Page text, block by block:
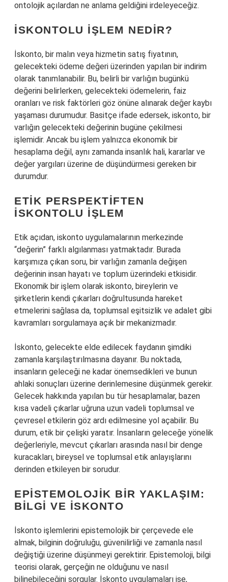
ontolojik açılardan ne anlama geldiğini irdeleyeceğiz.
İSKONTOLU İŞLEM NEDIR?
İskonto, bir malın veya hizmetin satış fiyatının,
gelecekteki ödeme değeri üzerinden yapılan bir indirim
olarak tanımlanabilir. Bu, belirli bir varlığın bugünkü
değerini belirlerken, gelecekteki ödemelerin, faiz
oranları ve risk faktörleri göz önüne alınarak değer kaybı
yaşaması durumudur. Basitçe ifade edersek, iskonto, bir
varlığın gelecekteki değerinin bugüne çekilmesi
işlemidir. Ancak bu işlem yalnızca ekonomik bir
hesaplama değil, aynı zamanda insanlık hali, kararlar ve
değer yargıları üzerine de düşündürmesi gereken bir
durumdur.
ETIK PERSPEKTIFTEN
İSKONTOLU İŞLEM
Etik açıdan, iskonto uygulamalarının merkezinde
“değerin” farklı algılanması yatmaktadır. Burada
karşımıza çıkan soru, bir varlığın zamanla değişen
değerinin insan hayatı ve toplum üzerindeki etkisidir.
Ekonomik bir işlem olarak iskonto, bireylerin ve
şirketlerin kendi çıkarları doğrultusunda hareket
etmelerini sağlasa da, toplumsal eşitsizlik ve adalet gibi
kavramları sorgulamaya açık bir mekanizmadır.
İskonto, gelecekte elde edilecek faydanın şimdiki
zamanla karşılaştırılmasına dayanır. Bu noktada,
insanların geleceği ne kadar önemsedikleri ve bunun
ahlaki sonuçları üzerine derinlemesine düşünmek gerekir.
Gelecek hakkında yapılan bu tür hesaplamalar, bazen
kısa vadeli çıkarlar uğruna uzun vadeli toplumsal ve
çevresel etkilerin göz ardı edilmesine yol açabilir. Bu
durum, etik bir çelişki yaratır. İnsanların geleceğe yönelik
değerleriyle, mevcut çıkarları arasında nasıl bir denge
kuracakları, bireysel ve toplumsal etik anlayışlarını
derinden etkileyen bir sorudur.
EPISTEMOLOJIK BIR YAKLAŞIM:
BILGI VE İSKONTO
İskonto işlemlerini epistemolojik bir çerçevede ele
almak, bilginin doğruluğu, güvenilirliği ve zamanla nasıl
değiştiği üzerine düşünmeyi gerektirir. Epistemoloji, bilgi
teorisi olarak, gerçeğin ne olduğunu ve nasıl
bilinebileceğini sorgular. İskonto uygulamaları ise,